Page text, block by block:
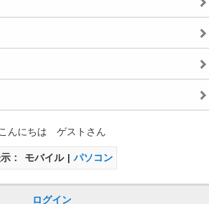
んにちは ゲストさん
モバイル パソコン
ログイン